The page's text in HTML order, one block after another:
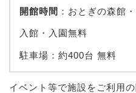
開館時間 ：おとぎの森館
入館・入園無料
駐車場：約400台 無料
イベント等で施設をご利用